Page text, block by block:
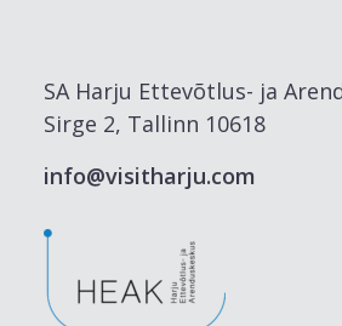
sinna saada
ja mida
teha?
SA Harju Ettevõtlus- ja
Sirge 2, Tallinn 10618
info@visitharju.com